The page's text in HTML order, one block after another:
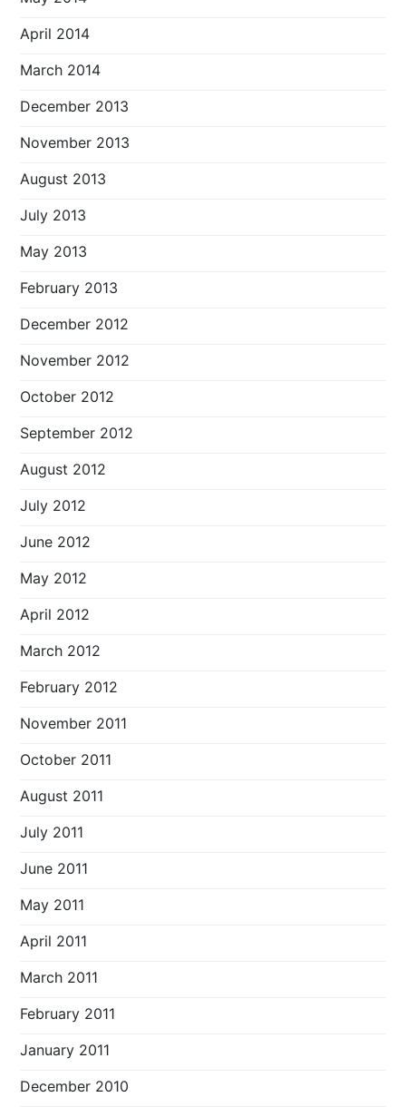
April 2014
March 2014
December 2013
November 2013
August 2013
July 2013
May 2013
February 2013
December 2012
November 2012
October 2012
September 2012
August 2012
July 2012
June 2012
May 2012
April 2012
March 2012
February 2012
November 2011
October 2011
August 2011
July 2011
June 2011
May 2011
April 2011
March 2011
February 2011
January 2011
December 2010